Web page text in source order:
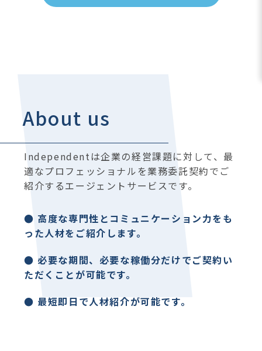
About us
Independentは企業の経営課題に対して、最
適なプロフェッショナルを業務委託契約でご
紹介するエージェントサービスです。
● 高度な専門性とコミュニケーション力をも
った人材をご紹介します。
● 必要な期間、必要な稼働分だけでご契約い
ただくことが可能です。
● 最短即日で人材紹介が可能です。